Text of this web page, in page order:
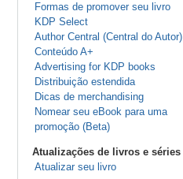
Formas de promover seu livro
KDP Select
Author Central (Central do Autor)
Conteúdo A+
Advertising for KDP books
Distribuição estendida
Dicas de merchandising
Nomear seu eBook para uma
promoção (Beta)
Atualizações de livros e séries
Atualizar seu livro